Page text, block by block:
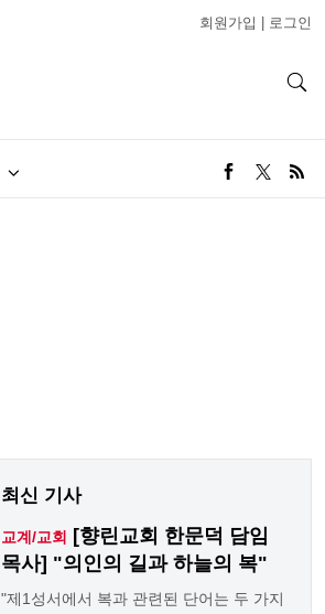
회원가입 로그인
최신 기사
교계/교회
[향린교회 한문덕 담임
목사] "의인의 길과 하늘의 복"
"제1성서에서 복과 관련된 단어는 두 가지